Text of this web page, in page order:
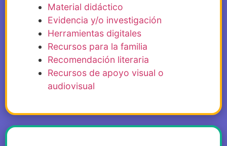
Material didáctico
Evidencia y/o investigación
Herramientas digitales
Recursos para la familia
Recomendación literaria
Recursos de apoyo visual o
audiovisual